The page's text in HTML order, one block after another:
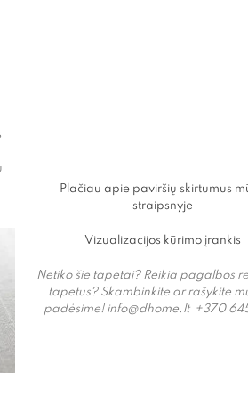
Plačiau apie paviršių skirtumus
straipsnyje
Vizualizacijos kūrimo įrankis
Netiko šie tapetai? Reikia pagalbos
tapetus? Skambinkite ar rašykite
padėsime! info@dhome.lt +370